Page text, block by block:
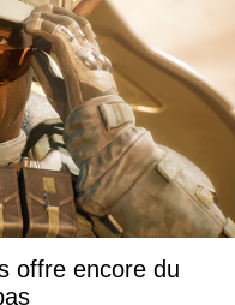
offre encore du